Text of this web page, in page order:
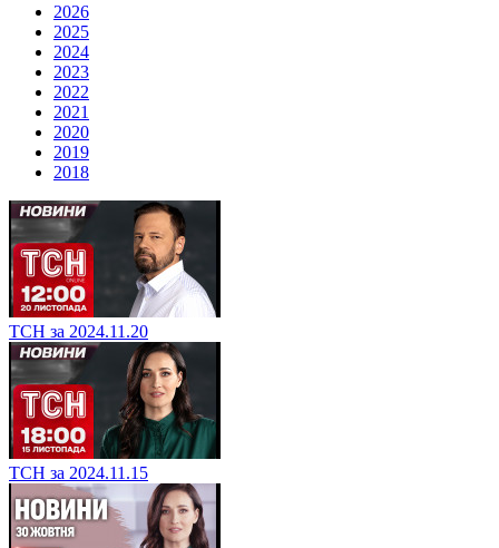
2026
2025
2024
2023
2022
2021
2020
2019
2018
ТСН за 2024.11.20
ТСН за 2024.11.15